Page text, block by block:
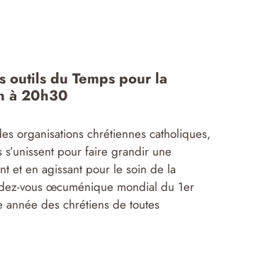
outils du Temps pour la
à 20h30
organisations chrétiennes catholiques,
pour faire grandir une
et en agissant pour le soin de la
vous œcuménique mondial du 1er
des chrétiens de toutes